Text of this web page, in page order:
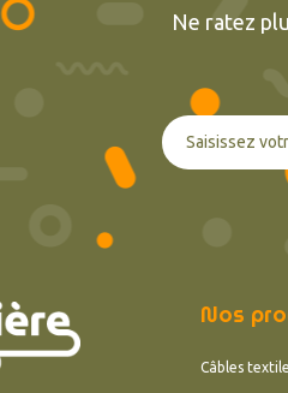
Ne ratez
Nos
Câbles